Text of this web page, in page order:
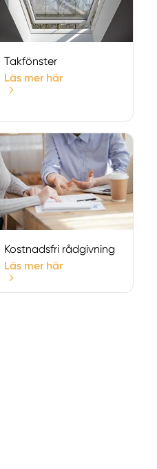
Fränsta
Härnösand
Kramfors
Överhörnäs
Själevad
Söråker
Sundsbruk
Sundsvall
Timrå
Torpshammar
Takfönster
Läs mer här
Kostnadsfri rådgivning
Läs mer här